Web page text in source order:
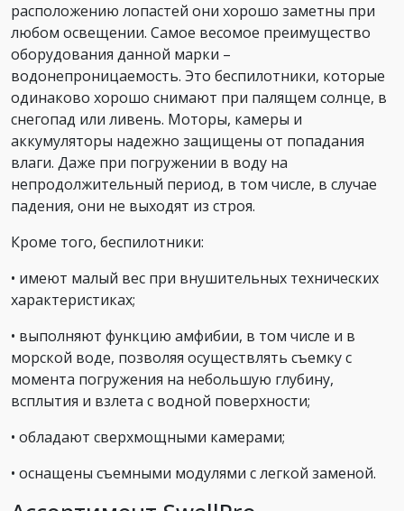
расположению лопастей они хорошо заметны при
любом освещении. Самое весомое преимущество
оборудования данной марки –
водонепроницаемость. Это беспилотники, которые
одинаково хорошо снимают при палящем солнце, в
снегопад или ливень. Моторы, камеры и
аккумуляторы надежно защищены от попадания
влаги. Даже при погружении в воду на
непродолжительный период, в том числе, в случае
падения, они не выходят из строя.
Кроме того, беспилотники:
• имеют малый вес при внушительных технических
характеристиках;
• выполняют функцию амфибии, в том числе и в
морской воде, позволяя осуществлять съемку с
момента погружения на небольшую глубину,
всплытия и взлета с водной поверхности;
• обладают сверхмощными камерами;
• оснащены съемными модулями с легкой заменой.